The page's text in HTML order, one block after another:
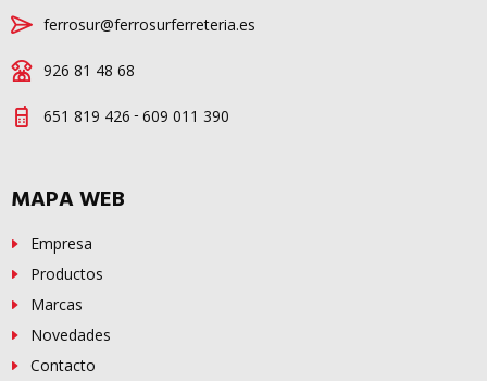
ferrosur@ferrosurferreteria.es
926 81 48 68
651 819 426 - 609 011 390
MAPA WEB
Empresa
Productos
Marcas
Novedades
Contacto